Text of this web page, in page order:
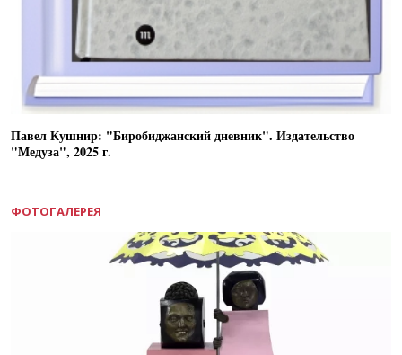
Павел Кушнир: "Биробиджанский дневник". Издательство
"Медуза", 2025 г.
ФОТОГАЛЕРЕЯ